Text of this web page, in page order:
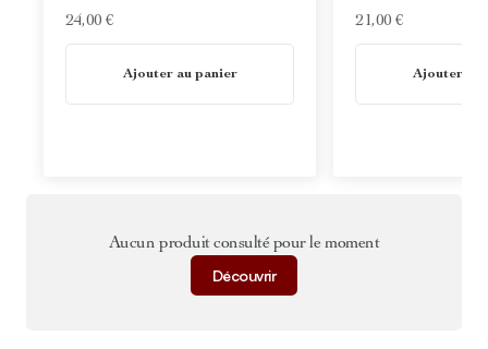
24,00 €
Ajouter au panier
21,00 €
Ajouter au
Aucun produit consulté pour le moment
Découvrir